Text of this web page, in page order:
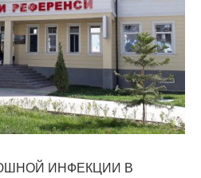
ИНФЕКЦИИ В